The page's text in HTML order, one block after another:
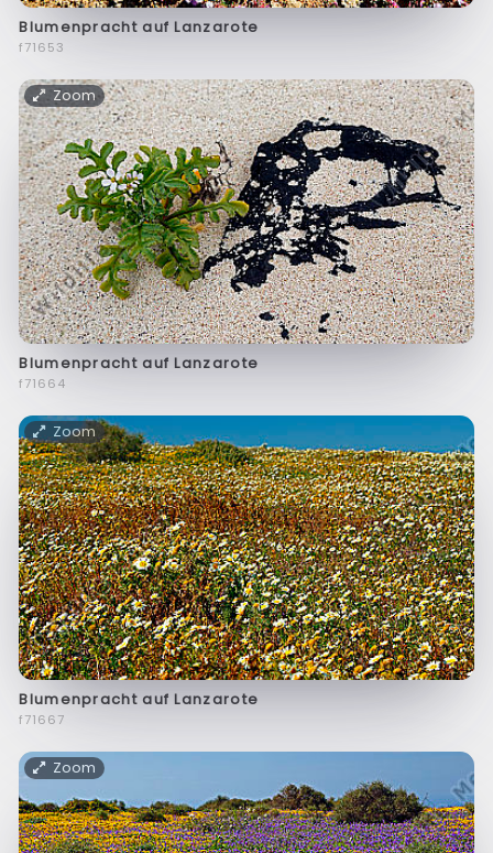
Blumenpracht auf Lanzarote
f71653
Zoom
Blumenpracht auf Lanzarote
f71664
Zoom
Blumenpracht auf Lanzarote
f71667
Zoom